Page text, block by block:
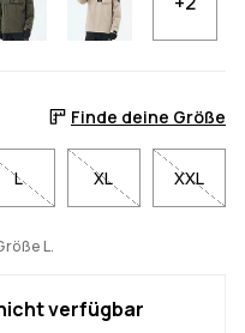
Finde deine Größe
L XL XXL
L.
verfügbar